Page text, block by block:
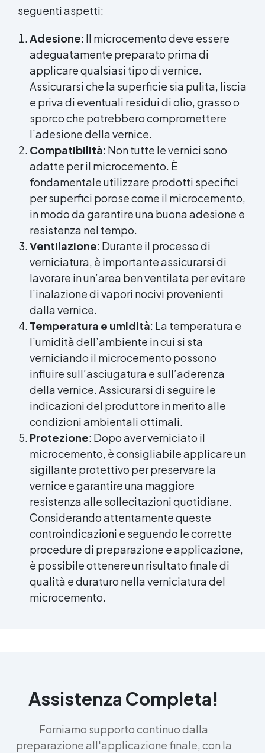
seguenti aspetti:
Adesione: Il microcemento deve essere
adeguatamente preparato prima di
applicare qualsiasi tipo di vernice.
Assicurarsi che la superficie sia pulita, liscia
e priva di eventuali residui di olio, grasso o
sporco che potrebbero compromettere
l’adesione della vernice.
Compatibilità: Non tutte le vernici sono
adatte per il microcemento. È
fondamentale utilizzare prodotti specifici
per superfici porose come il microcemento,
in modo da garantire una buona adesione e
resistenza nel tempo.
Ventilazione: Durante il processo di
verniciatura, è importante assicurarsi di
lavorare in un’area ben ventilata per evitare
l’inalazione di vapori nocivi provenienti
dalla vernice.
Temperatura e umidità: La temperatura e
l’umidità dell’ambiente in cui si sta
verniciando il microcemento possono
influire sull’asciugatura e sull’aderenza
della vernice. Assicurarsi di seguire le
indicazioni del produttore in merito alle
condizioni ambientali ottimali.
Protezione: Dopo aver verniciato il
microcemento, è consigliabile applicare un
sigillante protettivo per preservare la
vernice e garantire una maggiore
resistenza alle sollecitazioni quotidiane.
Considerando attentamente queste
controindicazioni e seguendo le corrette
procedure di preparazione e applicazione,
è possibile ottenere un risultato finale di
qualità e duraturo nella verniciatura del
microcemento.
Assistenza Completa!
Forniamo supporto continuo dalla
preparazione all'applicazione finale, con la